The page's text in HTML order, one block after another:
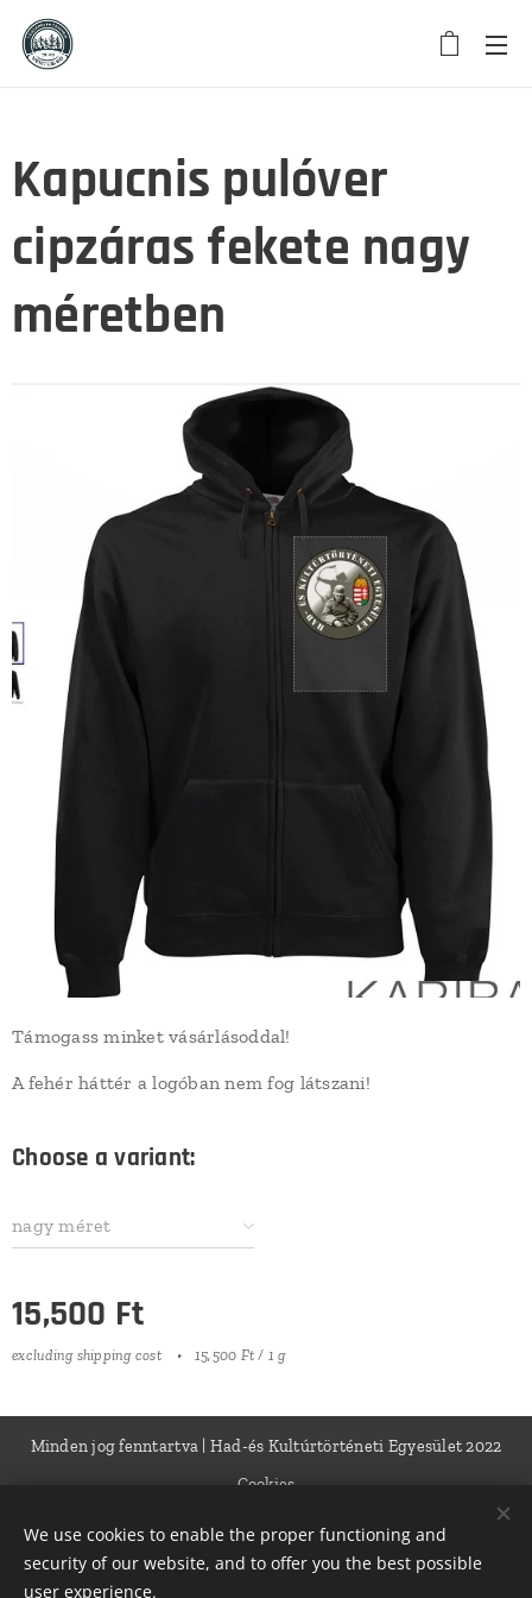
Kapucnis pulóver
cipzáras fekete nagy
méretben
Támogass minket vásárlásoddal!
A fehér háttér a logóban nem fog látszani!
Choose a variant:
nagy méret
15,500 Ft
excluding shipping cost 15,500 Ft / 1 g
Minden jog fenntartva | Had-és Kultúrtörténeti Egyesület 2022
Cookies
Languages
Magyar
English Deutsch
We use cookies to enable the proper functioning and
security of our website, and to offer you the best possible
user experience.